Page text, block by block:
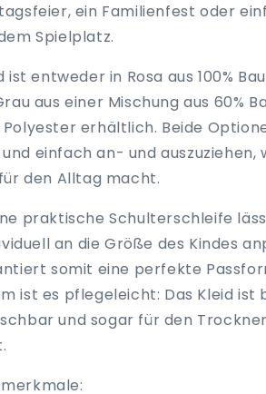
ein Familienfest oder
Spielplatz.
ist entweder in Rosa aus 100%
aus einer Mischung aus 60%
Polyester erhältlich. Beide
einfach an- und auszuziehen,
den Alltag macht.
praktische Schulterschleife
an die Größe des Kindes
somit eine perfekte
ist es pflegeleicht: Das Kleid ist
und sogar für den Trockner